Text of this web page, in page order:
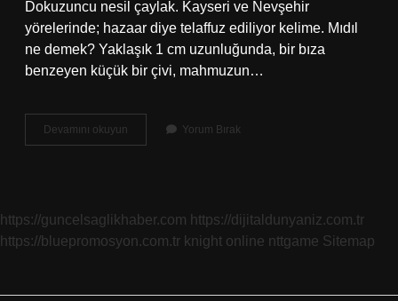
Dokuzuncu nesil çaylak. Kayseri ve Nevşehir
yörelerinde; hazaar diye telaffuz ediliyor kelime. Mıdıl
ne demek? Yaklaşık 1 cm uzunluğunda, bir bıza
benzeyen küçük bir çivi, mahmuzun…
Devamını okuyun
Ne
Yorum Bırak
https://guncelsaglikhaber.com https://dijitaldunyaniz.com.tr
https://bluepromosyon.com.tr knight online nttgame Sitemap